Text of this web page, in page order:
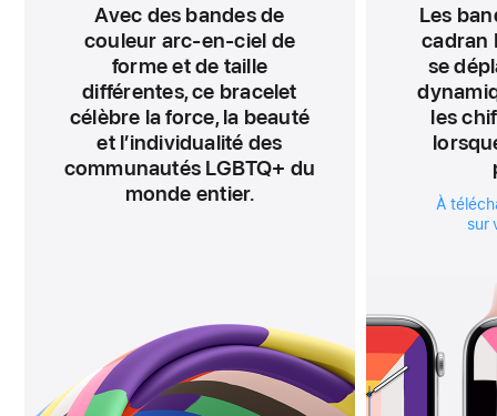
Avec des bandes de
couleur arc-en-ciel de
forme et de taille
différentes, ce bracelet
célèbre la force, la beauté
et l’individualité des
communautés LGBTQ+ du
monde entier.
Les
cadran
se
les
À
sur